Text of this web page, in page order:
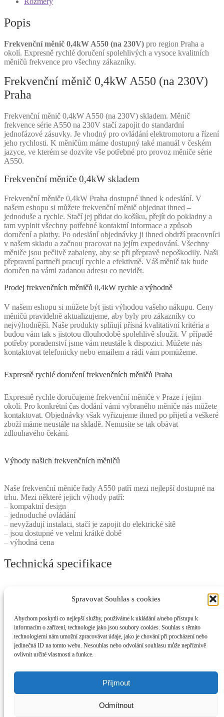
Spravovat Souhlas s cookies
Abychom poskytli co nejlepší služby, používáme k ukládání a/nebo přístupu k
informacím o zařízení, technologie jako jsou soubory cookies. Souhlas s těmito
technologiemi nám umožní zpracovávat údaje, jako je chování při procházení nebo
jedinečná ID na tomto webu. Nesouhlas nebo odvolání souhlasu může nepříznivě
ovlivnit určité vlastnosti a funkce.
Příjmout
Odmítnout
množství
Popis
Frekvenční měnič 0,4kW A550 (na 230V) pro region Praha a
okolí. Expresně rychlé doručení spolehlivých a vysoce kvalitních
měničů frekvence pro všechny zákazníky.
Frekvenční měnič 0,4kW A550 (na 230V)
Praha
Frekvenční měnič 0,4kW A550 (na 230V) skladem. Měnič
frekvence série A550 na 230V stačí zapojit do standardní
jednofázové zásuvky. Je vhodný pro ovládání elektromotoru a řízení
jeho rychlosti. K měničům máme dostupný také manuál v českém
jazyce, ve kterém se dozvíte vše potřebné pro provoz měniče série
A550.
Frekvenční měniče 0,4kW skladem
Frekvenční měniče 0,4kW Praha dostupné ihned k odeslání. V
našem eshopu si můžete frekvenční měnič objednat ihned –
jednoduše a rychle. Stačí jej přidat do košíku, přejít do pokladny a
tam vyplnit všechny potřebné kontaktní informace a způsob
doručení a platby. Po odeslání objednávky ji ihned obdrží pracovníci
v našem skladu a začnou pracovat na jejím expedování. Všechny
měniče jsou pečlivě zabaleny, aby se při přepravě nepoškodily. Naši
přepravní partneři pracují rychle a efektivně. Váš měnič tak bude
doručen na vámi zadanou adresu co nevidět.
Prodej frekvenčních měničů 0,4kW rychle a výhodně
V našem eshopu si můžete být jisti výhodou vašeho nákupu. Ceny
měničů pravidelně aktualizujeme, aby byly pro zákazníky co
nejvýhodnější. Naše produkty splňují přísná kvalitativní kritéria a
budou vám tak s jistotou dlouhodobě spolehlivě sloužit. V případě
potřeby poradenství jsme vám neustále k dispozici. Můžete nás
kontaktovat telefonicky nebo emailem a rádi vám pomůžeme.
Expresně rychlé doručení frekvenčních měničů Praha
Expresně rychle doručujeme frekvenční měniče v Praze i jejím
okolí. Pro konkrétní čas dodání vámi vybraného měniče nás můžete
kontaktovat. Objednávky však vyřizujeme ihned po přijetí a veškeré
zboží máme neustále na skladě. Nemusíte se tak obávat
zdlouhavého čekání.
Výhody našich frekvenčních měničů
Naše frekvenční měniče řady A550 patří mezi nejlepší dostupné na
trhu. Mezi některé jejich výhody patří:
– kompaktní design
– jednoduché ovládání
– nevyžadují instalaci, stačí je zapojit do elektrické sítě
– jsou dostupné ve velmi krátké době
– výhodná cena
Technická specifikace
Elektromotory-Praha.cz
Prohledat
Hledat